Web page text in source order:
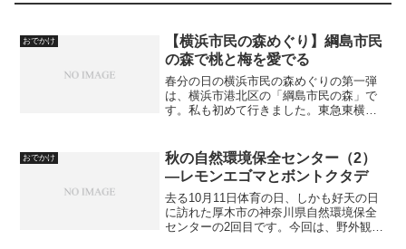
おでかけ
【横浜市民の森めぐり】綱島市民
の森で桃と梅を愛でる
春分の日の横浜市民の森めぐりの第一弾
は、横浜市港北区の「綱島市民の森」で
す。私も初めて行きました。東急東横線
はこちら。【横浜市民の森めぐり】春分
の日に横浜市民の森めぐ...
おでかけ
秋の自然環境保全センター（2）
―レモンエゴマとボントクタデ
去る10月11日体育の日、しかも好天の日
に訪れた厚木市の神奈川県自然環境保全
センターの2回目です。今回は、野外観察